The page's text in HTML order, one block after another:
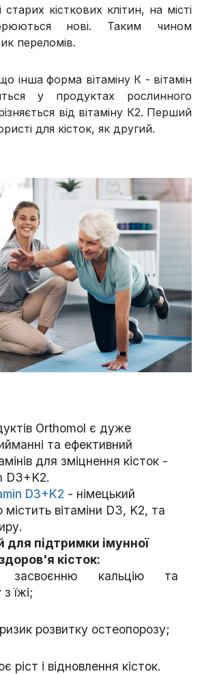
старих кісткових клітин, на місті
нові. Таким чином
переломів.
інша форма вітаміну К - вітамін
у продуктах рослинного
від вітаміну К2. Перший
для кісток, як другий.
Orthomol є дуже
та ефективний
для зміцнення кісток -
D3+K2.
D3+K2 - німецький
вітаміни D3, K2, та
для підтримки імунної
кісток:
засвоєнню кальцію та
їжі;
розвитку остеопорозу;
ріст і відновлення кісток.